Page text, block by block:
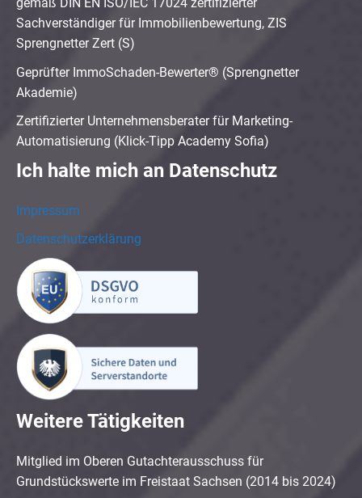
gemäß DIN EN ISO/IEC 17024 zertifizierter
Sachverständiger für Immobilienbewertung, ZIS
Sprengnetter Zert (S)
Geprüfter ImmoSchaden-Bewerter® (Sprengnetter
Akademie)
Zertifizierter Unternehmensberater für Marketing-
Automatisierung (Klick-Tipp Academy Sofia)
Ich halte mich an Datenschutz
Impressum
Datenschutzerklärung
Weitere Tätigkeiten
Mitglied im Oberen Gutachterausschuss für
Grundstückswerte im Freistaat Sachsen (2014 bis 2024)